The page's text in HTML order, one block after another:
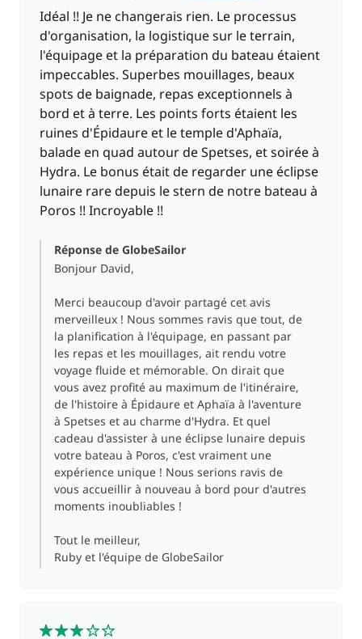
Idéal !! Je ne changerais rien. Le processus
d'organisation, la logistique sur le terrain,
l'équipage et la préparation du bateau étaient
impeccables. Superbes mouillages, beaux
spots de baignade, repas exceptionnels à
bord et à terre. Les points forts étaient les
ruines d'Épidaure et le temple d'Aphaïa,
balade en quad autour de Spetses, et soirée à
Hydra. Le bonus était de regarder une éclipse
lunaire rare depuis le stern de notre bateau à
Poros !! Incroyable !!
Réponse de GlobeSailor
Bonjour David,
Merci beaucoup d'avoir partagé cet avis
merveilleux ! Nous sommes ravis que tout, de
la planification à l'équipage, en passant par
les repas et les mouillages, ait rendu votre
voyage fluide et mémorable. On dirait que
vous avez profité au maximum de l'itinéraire,
de l'histoire à Épidaure et Aphaïa à l'aventure
à Spetses et au charme d'Hydra. Et quel
cadeau d'assister à une éclipse lunaire depuis
votre bateau à Poros, c'est vraiment une
expérience unique ! Nous serions ravis de
vous accueillir à nouveau à bord pour d'autres
moments inoubliables !
Tout le meilleur,
Ruby et l'équipe de GlobeSailor